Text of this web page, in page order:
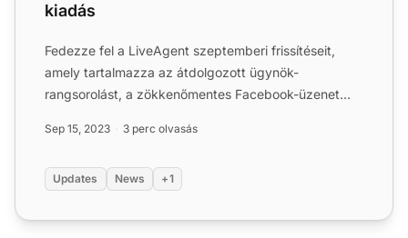
kiadás
Fedezze fel a LiveAgent szeptemberi frissítéseit,
amely tartalmazza az átdolgozott ügynök-
rangsorolást, a zökkenőmentes Facebook-üzenet
Sep 15, 2023 3 perc olvasás
Updates News +1